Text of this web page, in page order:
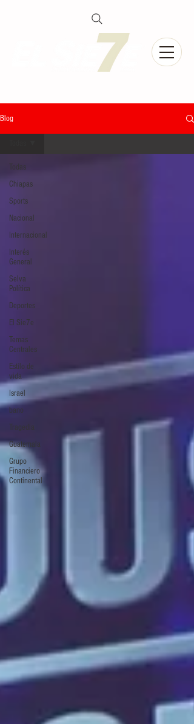
Blog
Todas
Chiapas
Sports
Nacional
Internacional
Interés
General
Selva
Política
Deportes
El Sie7e
Temas
Centrales
Estilo de
vida
Israel
bano
Tragedia
Guatemala
Grupo
Financiero
Continental